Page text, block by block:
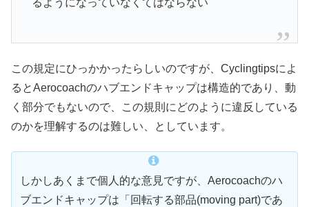
この規定にひっかかったらしいのですが、Cyclingtipsによ
るとAerocoachのハブエンドキャップは構造的であり、動
く部分でもないので、この規則にどのように違反している
のかを理解するのは難しい、としています。
しかしあくまで個人的な意見ですが、Aerocoachのハ
ブエンドキャップは「回転する部品(moving part)であ